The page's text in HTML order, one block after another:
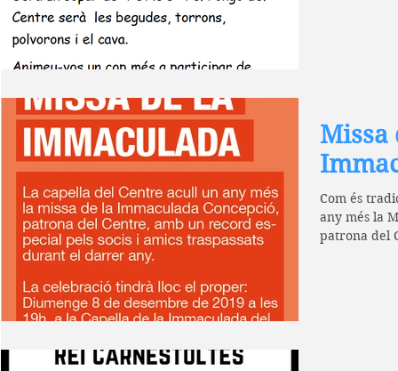
Missa
Com és
any més la